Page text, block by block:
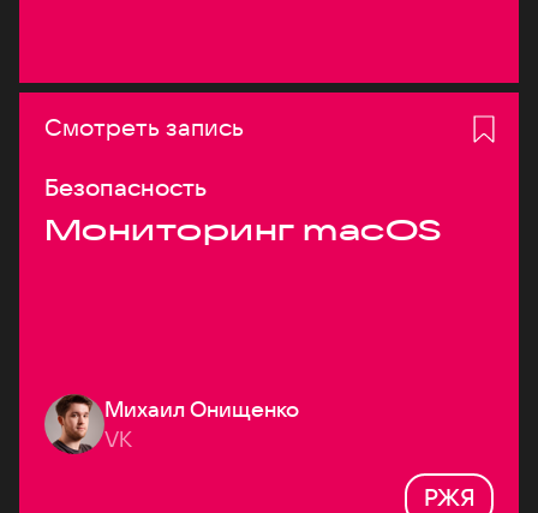
Смотреть запись
Безопасность
Мониторинг macOS
Михаил Онищенко
VK
РЖЯ